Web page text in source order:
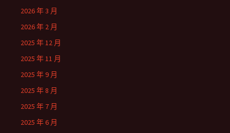
2026 年 3 月
2026 年 2 月
2025 年 12 月
2025 年 11 月
2025 年 9 月
2025 年 8 月
2025 年 7 月
2025 年 6 月